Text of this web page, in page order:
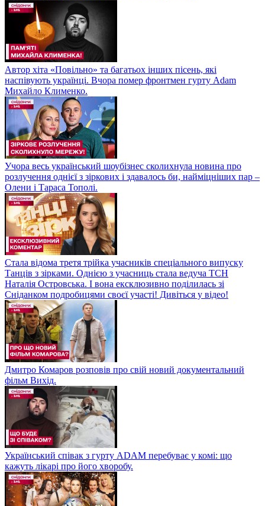
Автор хіта «Повільно» та багатьох інших пісень, які
наспівують українці. Вчора помер фронтмен гурту Adam
Михайло Клименко.
Учора весь український шоубізнес сколихнула новина про
розлучення однієї з зіркових і здавалось би, найміцніших пар –
Олени і Тараса Тополі.
Стала відома третя трійка учасників спеціального випуску
Танців з зірками. Однією з учасниць стала ведуча ТСН
Наталія Островська. І вона ексклюзивно поділилась зі
Сніданком подробицями своєї участі! Дивіться у відео!
Дмитро Комаров розповів про свій новий документальний
фільм Вихід.
Український співак з гурту ADAM перебуває у комі: що
кажуть лікарі про його хворобу.